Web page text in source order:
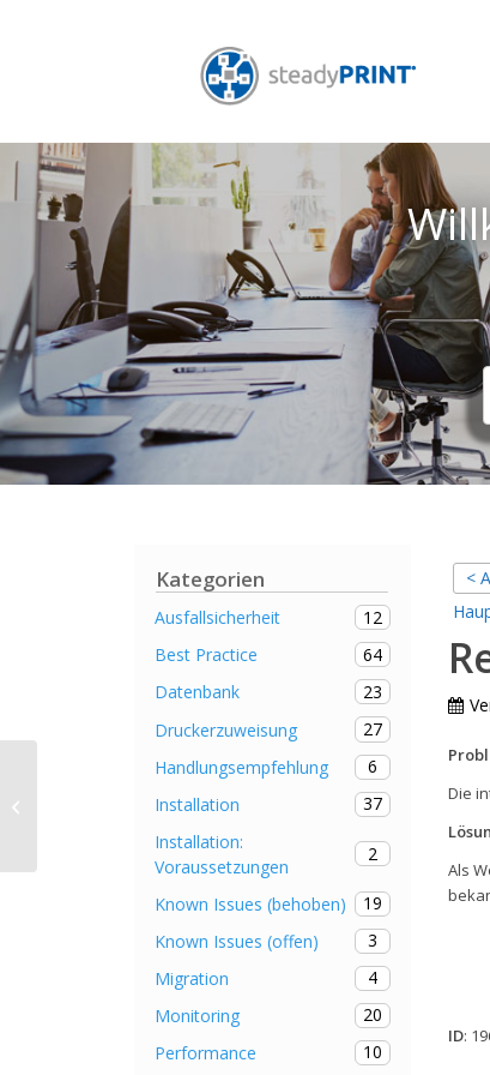
Kategorien
Ausfallsicherheit
12
Best Practice
64
Datenbank
23
Druckerzuweisung
27
Handlungsempfehlung
6
Installation
37
Installation:
Voraussetzungen
2
Known Issues (behoben)
19
Known Issues (offen)
3
Migration
4
Monitoring
20
Performance
10
<
Die
Als
ID:
Bekannte Probleme während der
Installation und Einrichtung von